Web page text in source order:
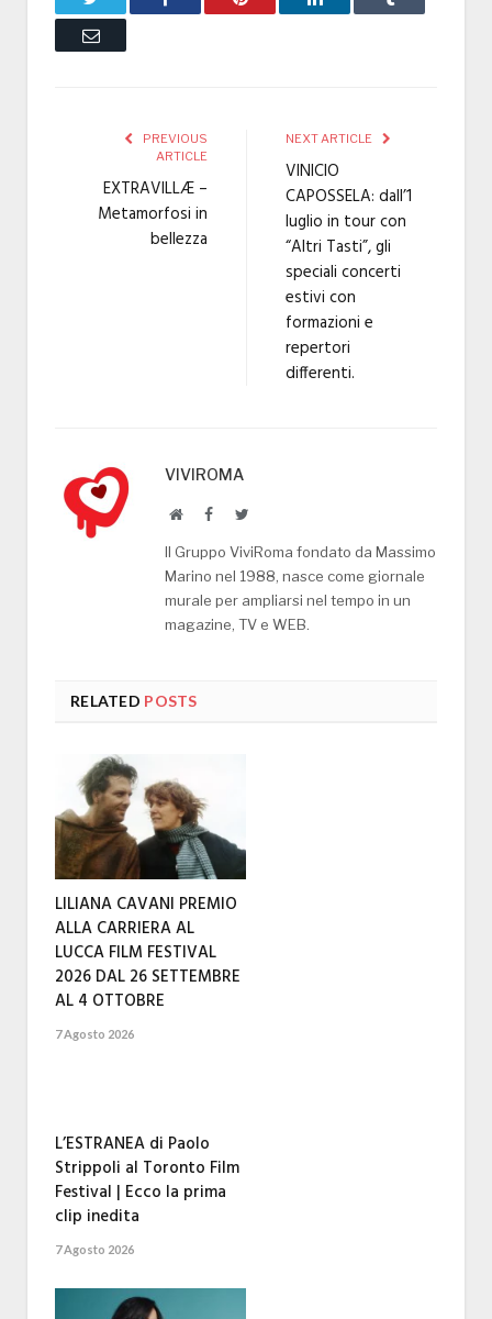
Email
PREVIOUS
ARTICLE
EXTRAVILLÆ –
Metamorfosi in
bellezza
NEXT ARTICLE
VINICIO
CAPOSSELA: dall’1
luglio in tour con
“Altri Tasti”, gli
speciali concerti
estivi con
formazioni e
repertori
differenti.
VIVIROMA
WebsiteFacebookTwitter
Il Gruppo ViviRoma fondato da Massimo
Marino nel 1988, nasce come giornale
murale per ampliarsi nel tempo in un
magazine, TV e WEB.
RELATED POSTS
LILIANA CAVANI PREMIO
ALLA CARRIERA AL
LUCCA FILM FESTIVAL
2026 DAL 26 SETTEMBRE
AL 4 OTTOBRE
7 Agosto 2026
L’ESTRANEA di Paolo
Strippoli al Toronto Film
Festival | Ecco la prima
clip inedita
7 Agosto 2026